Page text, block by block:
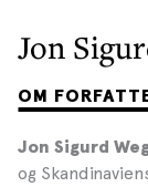
Jon
OM
Jon Sigurd
og